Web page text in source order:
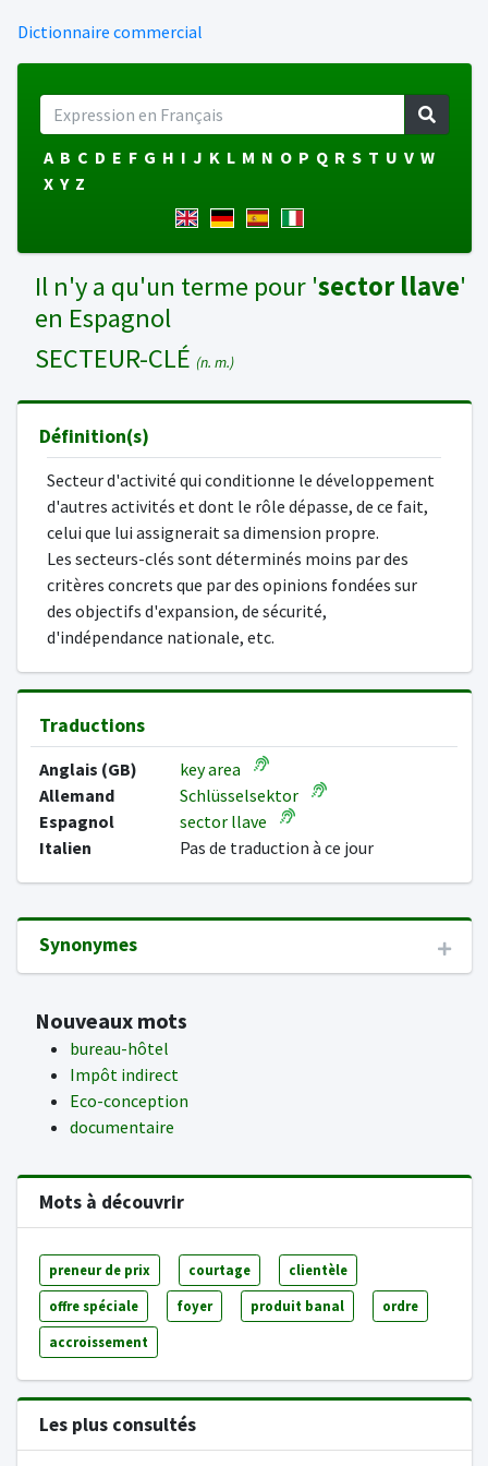
Dictionnaire commercial
A B C D E F G H I J K L M N O P Q R S T U V W
X Y Z
Il n'y a qu'un terme pour 'sector llave'
en Espagnol
SECTEUR-CLÉ (n. m.)
Définition(s)
Secteur d'activité qui conditionne le développement
d'autres activités et dont le rôle dépasse, de ce fait,
celui que lui assignerait sa dimension propre.
Les secteurs-clés sont déterminés moins par des
critères concrets que par des opinions fondées sur
des objectifs d'expansion, de sécurité,
d'indépendance nationale, etc.
Traductions
Anglais (GB)
key area
Allemand
Schlüsselsektor
Espagnol
sector llave
Italien
Pas de traduction à ce jour
Synonymes
Nouveaux mots
bureau-hôtel
Impôt indirect
Eco-conception
documentaire
Mots à découvrir
preneur de prix courtage clientèle
offre spéciale foyer produit banal ordre
accroissement
Les plus consultés